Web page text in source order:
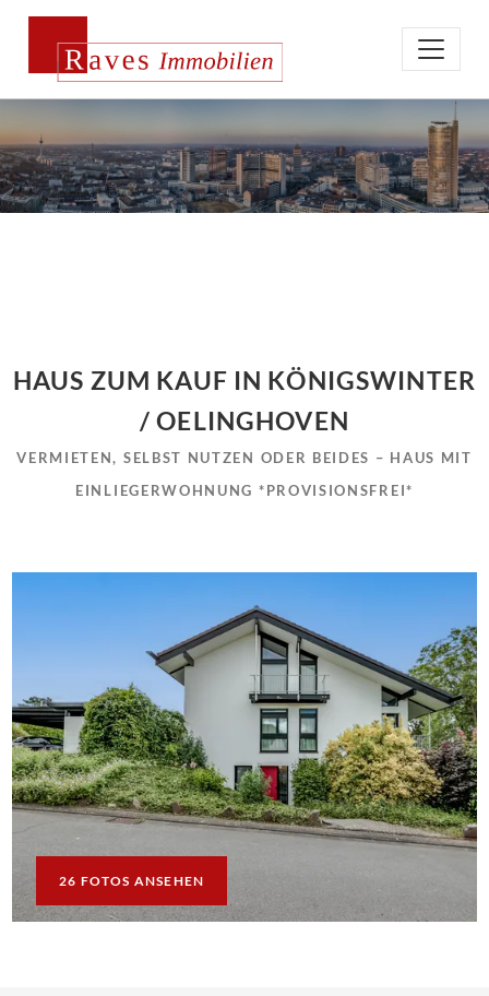
HAUS ZUM KAUF IN KÖNIGSWINTER
/ OELINGHOVEN
VERMIETEN, SELBST NUTZEN ODER BEIDES – HAUS MIT
EINLIEGERWOHNUNG *PROVISIONSFREI*
26 FOTOS ANSEHEN